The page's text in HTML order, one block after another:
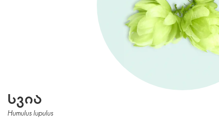
სვია
Humulus lupulus